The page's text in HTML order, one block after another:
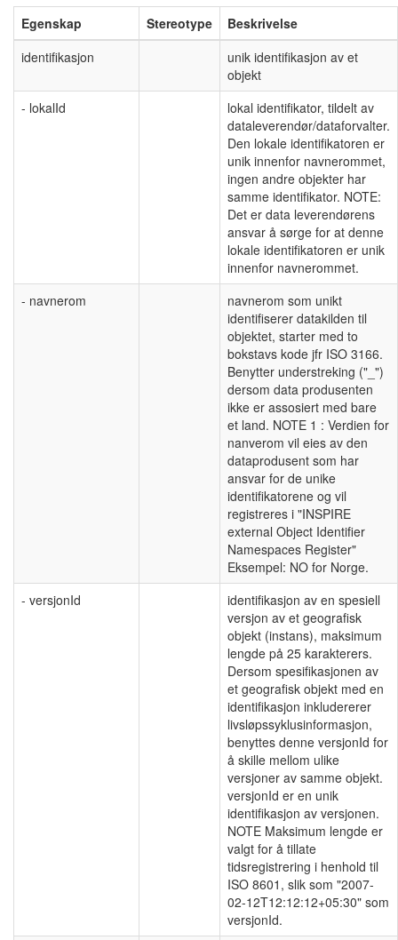
Egenskap Stereotype
Beskrivelse
identifikasjon
unik identifikasjon av et
objekt
- lokalId
lokal identifikator, tildelt av
dataleverendør/dataforvalter.
Den lokale identifikatoren er
unik innenfor navnerommet,
ingen andre objekter har
samme identifikator. NOTE:
Det er data leverendørens
ansvar å sørge for at denne
lokale identifikatoren er unik
innenfor navnerommet.
- navnerom
navnerom som unikt
identifiserer datakilden til
objektet, starter med to
bokstavs kode jfr ISO 3166.
Benytter understreking ("_")
dersom data produsenten
ikke er assosiert med bare
et land. NOTE 1 : Verdien for
nanverom vil eies av den
dataprodusent som har
ansvar for de unike
identifikatorene og vil
registreres i "INSPIRE
external Object Identifier
Namespaces Register"
Eksempel: NO for Norge.
- versjonId
identifikasjon av en spesiell
versjon av et geografisk
objekt (instans), maksimum
lengde på 25 karakterers.
Dersom spesifikasjonen av
et geografisk objekt med en
identifikasjon inkludererer
livsløpssyklusinformasjon,
benyttes denne versjonId for
å skille mellom ulike
versjoner av samme objekt.
versjonId er en unik
identifikasjon av versjonen.
NOTE Maksimum lengde er
valgt for å tillate
tidsregistrering i henhold til
ISO 8601, slik som "2007-
02-12T12:12:12+05:30" som
versjonId.